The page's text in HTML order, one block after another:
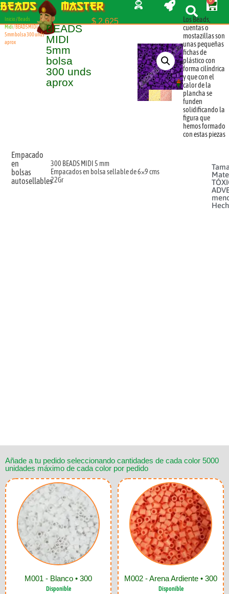
BEADS MASTER
Inicio/Beads
Midi/ BEADS MIDI
5mm bolsa 300 unds
aprox
BEADS
MIDI
5mm
bolsa
300 unds
aprox
$ 2.625
Los Beads,
cuentas o
mostazillas son
unas pequeñas
fichas de
plástico con
forma cilíndrica
y que con el
calor de la
plancha se
funden
solidificando la
figura que
hemos formado
con estas piezas
Empacado
en
bolsas
autosellables
300 BEADS MIDI 5 mm
Empacados en bolsa sellable de 6×9 cms
22Gr
Añade a tu pedido seleccionando cantidades de cada color 5000
unidades máximo de cada color por pedido
M001 - Blanco • 300
Disponible
M002 - Arena Ardiente • 300
Disponible